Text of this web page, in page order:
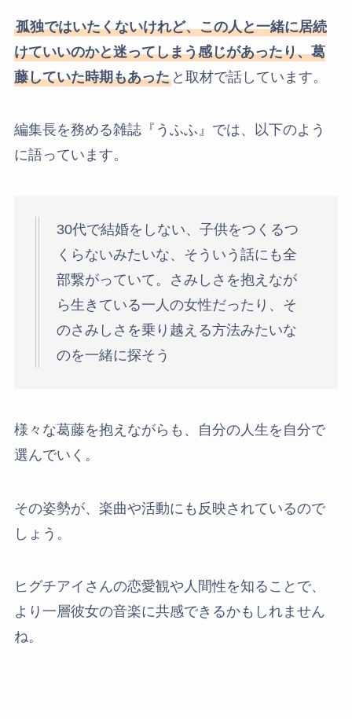
孤独ではいたくないけれど、この人と一緒に居続
けていいのかと迷ってしまう感じがあったり、葛
藤していた時期もあったと取材で話しています。
編集長を務める雑誌『うふふ』では、以下のよう
に語っています。
30代で結婚をしない、子供をつくるつ
くらないみたいな、そういう話にも全
部繋がっていて。さみしさを抱えなが
ら生きている一人の女性だったり、そ
のさみしさを乗り越える方法みたいな
のを一緒に探そう
様々な葛藤を抱えながらも、自分の人生を自分で
選んでいく。
その姿勢が、楽曲や活動にも反映されているので
しょう。
ヒグチアイさんの恋愛観や人間性を知ることで、
より一層彼女の音楽に共感できるかもしれません
ね。